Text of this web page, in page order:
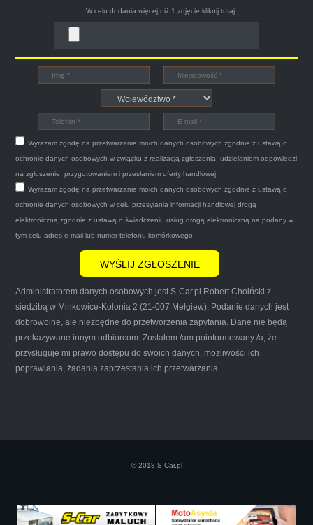
Witam,ja jestem bardzo zadowolona z usługi S-
Car.pl sprzedałam swoją wysłużoną corsinę
tego samego dnia miły grzeczny pan przyjechał
po trzech godzinach autolawetą sprawnie
zapakował auto wypisał dokumenty i wypłacił
gotówkę.Zdecydowanie mogę polecić tą firmę
mnie do skorzystania z ich usług przekonało to
że są na FACEBOOKU i każdy tam może
wyrazić opinię na ich temat.
Iwona Górska
naprawde ludzki, nie zdziera, nie oszukuje.
W celu dodania więcej niż 1 zdjęcie kliknij tutaj
Wyrażam zgodę na przetwarzanie moich danych osobowych zgodnie z ustawą o
ochronie danych osobowych w związku z realizacją zgłoszenia, udzielaniem odpowiedzi
na zgłoszenie, przygotowaniem i przesłaniem oferty handlowej.
Wyrażam zgodę na przetwarzanie moich danych osobowych zgodnie z ustawą o
ochronie danych osobowych w celu przesyłania informacji handlowej drogą
elektroniczną zgodnie z ustawą o świadczeniu usług drogą elektroniczną na podany w
tym celu adres e-mail lub numer telefonu komórkowego.
Administratorem danych osobowych jest S-Car.pl Robert Choiński z
siedzibą w Minkowice-Kolonia 2 (21-007 Mełgiew). Podanie danych jest
dobrowolne, ale niezbędne do przetworzenia zapytania. Dane nie będą
przekazywane innym odbiorcom. Zostałem /am poinformowany /a, że
przysługuje mi prawo dostępu do swoich danych, możliwości ich
poprawiania, żądania zaprzestania ich przetwarzania.
© 2018 S-Car.pl